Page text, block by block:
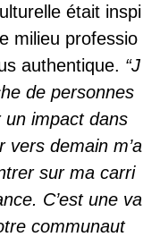
était inspi
milieu professio
authentique. “J
de personnes
un impact dans
vers demain m’a
sur ma carri
C’est une va
communaut